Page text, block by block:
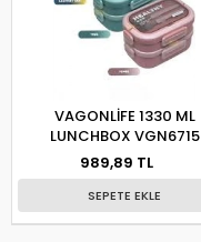
VAGONLİFE 1330 ML
LUNCHBOX VGN6715
989,89 TL
SEPETE EKLE